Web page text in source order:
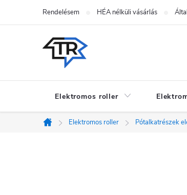
tartalomhoz
Rendelésem HÉA nélküli vásárlás
Elektromos roller
Kezdőlap
Elektromos roller Pótalkatrészek